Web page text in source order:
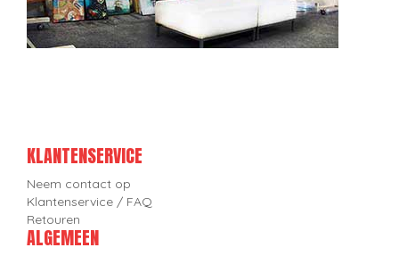
KLANTENSERVICE
Neem contact op
Klantenservice / FAQ
Retouren
ALGEMEEN